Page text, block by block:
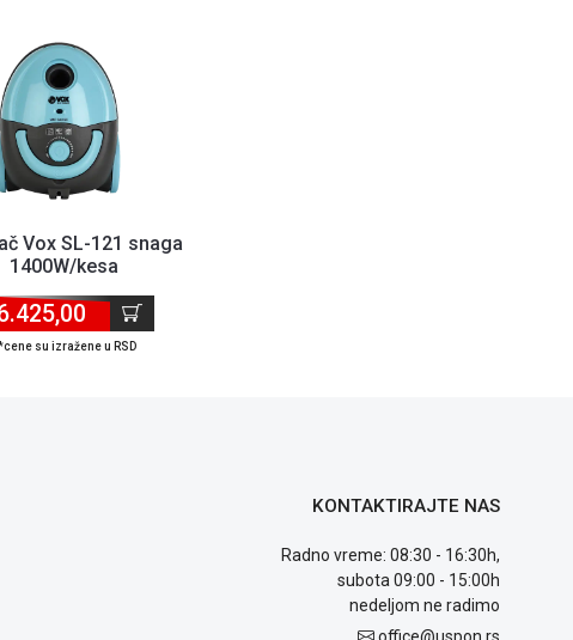
Vox SL-121 snaga
1400W/kesa
su izražene u RSD
KONTAKTIRAJTE NAS
Radno vreme: 08:30 - 16:30h,
subota 09:00 - 15:00h
nedeljom ne radimo